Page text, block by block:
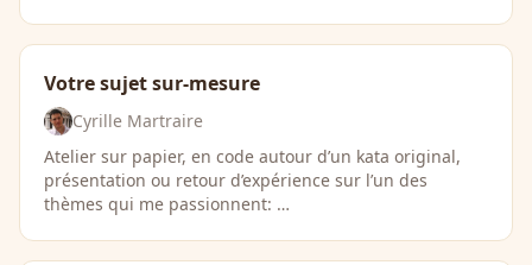
Votre sujet sur-mesure
Cyrille Martraire
Atelier sur papier, en code autour d’un kata original,
présentation ou retour d’expérience sur l’un des
thèmes qui me passionnent: …